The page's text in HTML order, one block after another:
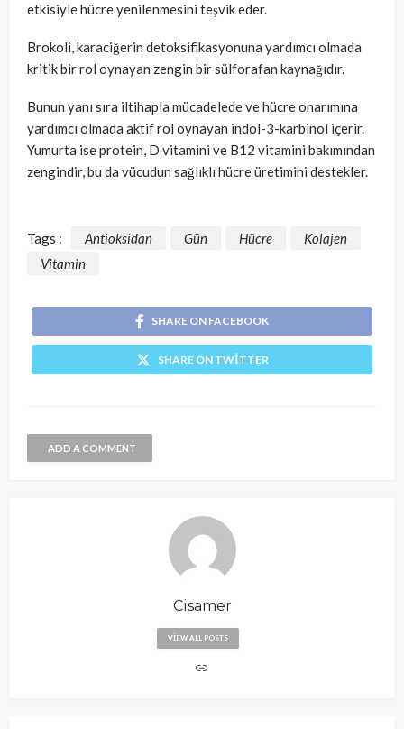
etkisiyle hücre yenilenmesini teşvik eder.
Brokoli, karaciğerin detoksifikasyonuna yardımcı olmada
kritik bir rol oynayan zengin bir sülforafan kaynağıdır.
Bunun yanı sıra iltihapla mücadelede ve hücre onarımına
yardımcı olmada aktif rol oynayan indol-3-karbinol içerir.
Yumurta ise protein, D vitamini ve B12 vitamini bakımından
zengindir, bu da vücudun sağlıklı hücre üretimini destekler.
Tags : Antioksidan Gün Hücre
Kolajen
Vitamin
SHARE ON FACEBOOK
SHARE ON TWITTER
ADD A COMMENT
Cisamer
VIEW ALL POSTS